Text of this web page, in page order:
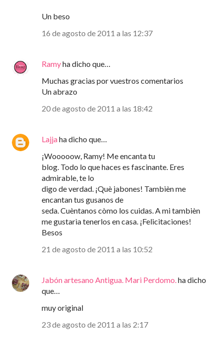
Un beso
16 de agosto de 2011 a las 12:37
Ramyha dicho que…
Muchas gracias por vuestros comentarios
Un abrazo
20 de agosto de 2011 a las 18:42
Lajjaha dicho que…
¡Wooooow, Ramy! Me encanta tu
blog. Todo lo que haces es fascinante. Eres
admirable, te lo
digo de verdad. ¡Què jabones! Tambièn me
encantan tus gusanos de
seda. Cuèntanos còmo los cuidas. A mi tambièn
me gustarìa tenerlos en casa. ¡Felicitaciones!
Besos
21 de agosto de 2011 a las 10:52
Jabón artesano Antigua. Mari Perdomo.ha dicho
que…
muy original
23 de agosto de 2011 a las 2:17